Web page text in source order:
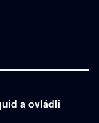
a ovládli